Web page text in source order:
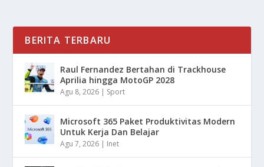
BERITA TERBARU
Raul Fernandez Bertahan di Trackhouse
Aprilia hingga MotoGP 2028
Agu 8, 2026 | Sport
Microsoft 365 Paket Produktivitas Modern
Untuk Kerja Dan Belajar
Agu 7, 2026 | Inet